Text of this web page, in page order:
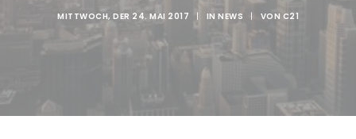
MITTWOCH, DER 24. MAI 2017 | IN NEWS | VON C21